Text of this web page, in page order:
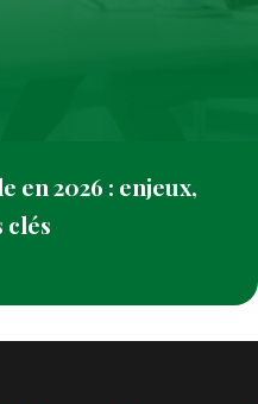
en 2026 : enjeux,
clés